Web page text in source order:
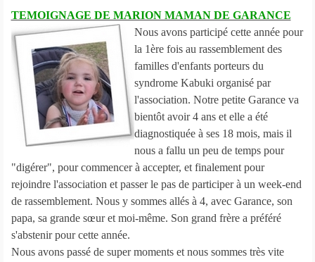
TEMOIGNAGE DE MARION MAMAN DE GARANCE
Nous avons participé cette année pour
la 1ère fois au rassemblement des
familles d'enfants porteurs du
syndrome Kabuki organisé par
l'association. Notre petite Garance va
bientôt avoir 4 ans et elle a été
diagnostiquée à ses 18 mois, mais il
nous a fallu un peu de temps pour
"digérer", pour commencer à accepter, et finalement pour
rejoindre l'association et passer le pas de participer à un week-end
de rassemblement. Nous y sommes allés à 4, avec Garance, son
papa, sa grande sœur et moi-même. Son grand frère a préféré
s'abstenir pour cette année.
Nous avons passé de super moments et nous sommes très vite